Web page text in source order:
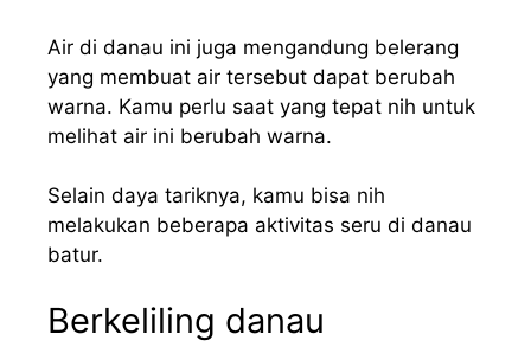
Air di danau ini juga mengandung belerang
yang membuat air tersebut dapat berubah
warna. Kamu perlu saat yang tepat nih untuk
melihat air ini berubah warna.
Selain daya tariknya, kamu bisa nih
melakukan beberapa aktivitas seru di danau
batur.
Berkeliling danau